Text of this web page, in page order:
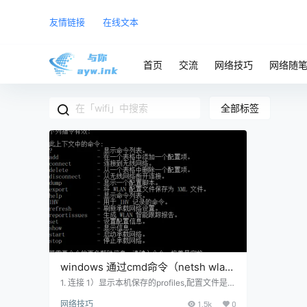
友情链接 在线文本
首页 交流 网络技巧 网络随笔
全部标签
windows 通过cmd命令（netsh wlan
命令）连接wifi
1. 连接 1）显示本机保存的profiles,配置文件是以
用netsh wlan connect name=xxxxx 连接其中
网络技巧 1.5k 0